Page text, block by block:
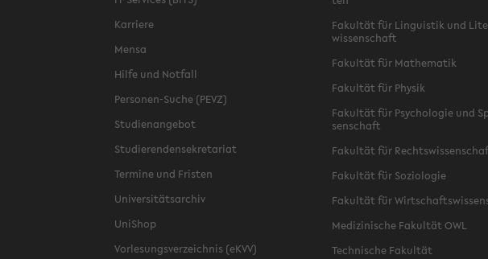
Kar­rie­re
Mensa
Hilfe und Not­fall
Personen-​Suche (PEVZ)
Stu­di­en­an­ge­bot
Stu­die­ren­den­se­kre­ta­ri­at
Ter­mi­ne und Fris­ten
Uni­ver­si­täts­ar­chiv
Uni­Shop
Vor­le­sungs­ver­zeich­nis (eKVV)
Fa­kul­tät für Lin­gu­is­tik und
wis­sen­schaft
Fa­kul­tät für Ma­the­ma­tik
Fa­kul­tät für Phy­sik
Fa­kul­tät für Psy­cho­lo­gie und
sen­schaft
Fa­kul­tät für
Fa­kul­tät für So­zio­lo­gie
Fa­kul­tät für
Me­di­zi­ni­sche Fa­kul­tät OWL
Tech­ni­sche Fa­kul­tät